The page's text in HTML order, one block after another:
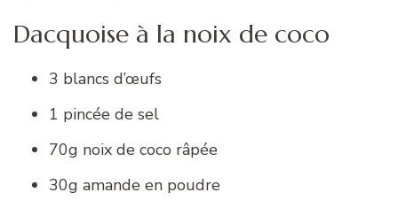
Dacquoise à la noix de coco
3 blancs d’œufs
1 pincée de sel
70g noix de coco râpée
30g amande en poudre